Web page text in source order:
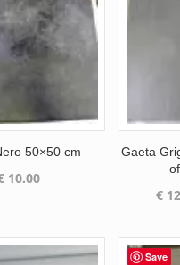
50×50 cm
10.00
Gaeta
€
Save